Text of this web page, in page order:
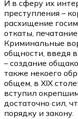
И в сферу их
преступления –
расхищение
откаты,
Криминальные
общности, введя
– создание
также некоего
общем, в XIX
вступил
достаточно сил,
порядку и закону.